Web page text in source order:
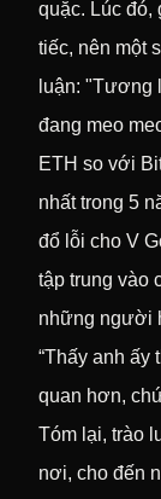
quặc. Lúc đó,
tiếc, nên một
luận: "Tương
đang meo
ETH so với
nhất trong 5
đổ lỗi cho V
tập trung vào
những người
“Thấy anh ấy
quan hơn,
Tóm lại, trào
nơi, cho đến